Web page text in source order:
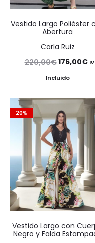
Vestido Largo Poliéster
Abertura
Carla Ruiz
220,00€El
precio
220,00€.
176,00€El
Incluido
20%
Vestido Largo con
Negro y Falda